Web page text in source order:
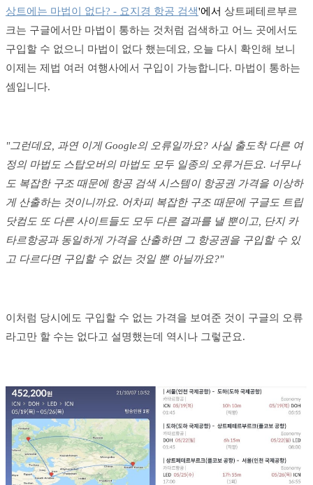
상트에는 마법이 없다? - 요지경 항공 검색'에서 상트페테르부르
크는 구글에서만 마법이 통하는 것처럼 검색하고 어느 곳에서도
구입할 수 없으니 마법이 없다 했는데요, 오늘 다시 확인해 보니
이제는 제법 여러 여행사에서 구입이 가능합니다. 마법이 통하는
셈입니다.
"그런데요, 과연 이게 Google의 오류일까요? 사실 출도착 다른 여
정의 마법도 스탑오버의 마법도 모두 일종의 오류거든요. 너무나
도 복잡한 구조 때문에 항공 검색 시스템이 항공권 가격을 이상하
게 산출하는 것이니까요. 어차피 복잡한 구조 때문에 구글도 트립
닷컴도 또 다른 사이트들도 모두 다른 결과를 낼 뿐이고, 단지 카
타르항공과 동일하게 가격을 산출하면 그 항공권을 구입할 수 있
고 다르다면 구입할 수 없는 것일 뿐 아닐까요?"
이처럼 당시에도 구입할 수 없는 가격을 보여준 것이 구글의 오류
라고만 할 수는 없다고 설명했는데 역시나 그렇군요.